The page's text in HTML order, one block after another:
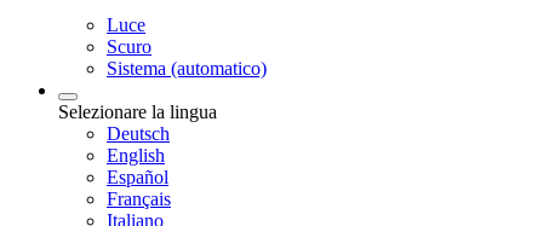
Luce
Scuro
Sistema (automatico)
Selezionare la lingua
Deutsch
English
Español
Français
Italiano